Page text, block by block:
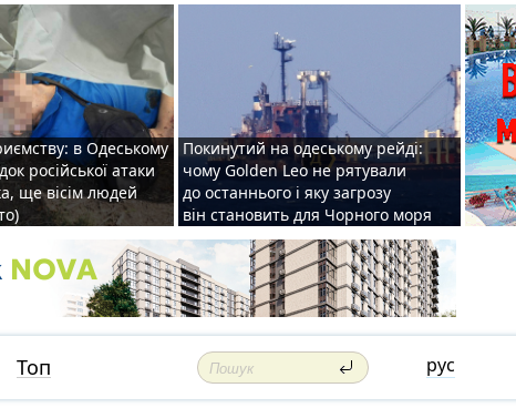
в Одеському
російської атаки
ще вісім людей
Покинутий на одеському рейді:
чому Golden Leo не рятували
до останнього і яку загрозу
він становить для Чорного моря
Топ рус